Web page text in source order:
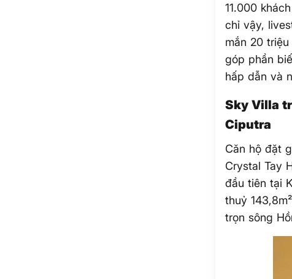
11.000
chỉ vậy,
mắn 20
góp phần
hấp dẫn và
Sky Villa
Ciputra
Căn hộ đặt
Crystal Tay
đầu tiên tại
thuỷ
trọn sông